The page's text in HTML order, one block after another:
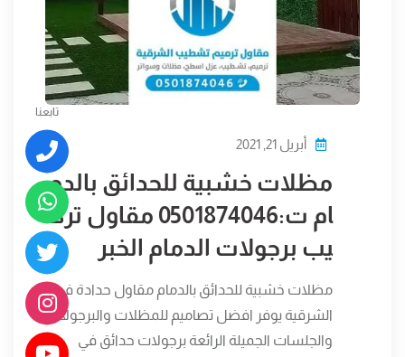
أبريل 21, 2021
مظلات خشبية للحدائق بالدم
ام ت:0501874046 مقاول ترك
يب برجولات الدمام الخبر
مظلات خشبية للحدائق بالدمام مقاول حدادة في
الشرقية يوفر افضل تصاميم للمظلات والبرجولات
والجلسات الجميلة الرائعة برجولات حدائق في
تابعنا